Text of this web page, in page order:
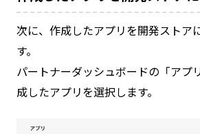
次に、作成したアプリを開発ストア
す。
パートナーダッシュボードの「アプ
成したアプリを選択します。